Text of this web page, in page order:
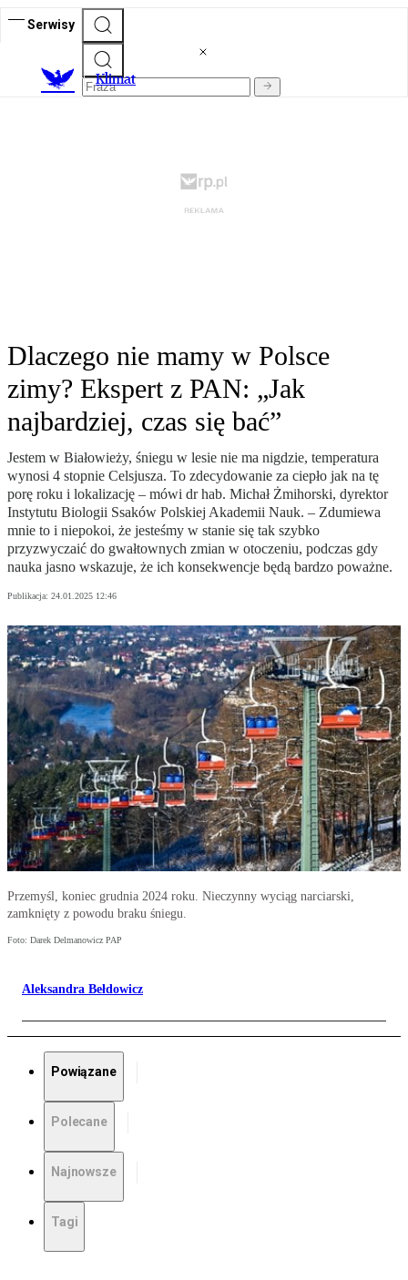
Serwisy
Klimat
Dlaczego nie mamy w Polsce
zimy? Ekspert z PAN: „Jak
najbardziej, czas się bać”
Jestem w Białowieży, śniegu w lesie nie ma nigdzie, temperatura
wynosi 4 stopnie Celsjusza. To zdecydowanie za ciepło jak na tę
porę roku i lokalizację – mówi dr hab. Michał Żmihorski, dyrektor
Instytutu Biologii Ssaków Polskiej Akademii Nauk. – Zdumiewa
mnie to i niepokoi, że jesteśmy w stanie się tak szybko
przyzwyczaić do gwałtownych zmian w otoczeniu, podczas gdy
nauka jasno wskazuje, że ich konsekwencje będą bardzo poważne.
Publikacja: 24.01.2025 12:46
Przemyśl, koniec grudnia 2024 roku. Nieczynny wyciąg narciarski,
zamknięty z powodu braku śniegu.
Foto: Darek Delmanowicz PAP
Aleksandra Bełdowicz
Powiązane
Polecane
Najnowsze
Tagi